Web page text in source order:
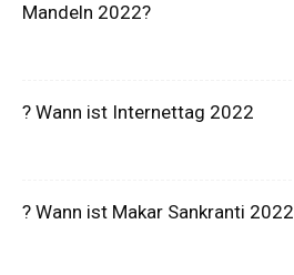
Mandeln 2022?
? Wann ist Internettag 2022
? Wann ist Makar Sankranti 2022